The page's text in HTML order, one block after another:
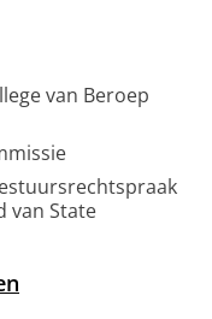
van Beroep
van State